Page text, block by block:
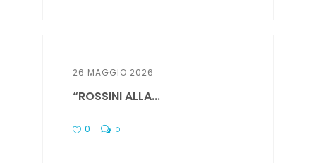
26 MAGGIO 2026
“ROSSINI ALLA...
0 0